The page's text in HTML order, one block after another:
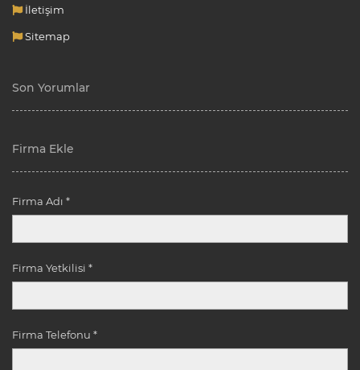
İletişim
Sitemap
Son Yorumlar
Firma Ekle
Firma Adı *
Firma Yetkilisi *
Firma Telefonu *